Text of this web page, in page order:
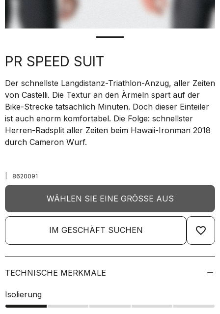
PR SPEED SUIT
Der schnellste Langdistanz-Triathlon-Anzug, aller Zeiten
von Castelli. Die Textur an den Ärmeln spart auf der
Bike-Strecke tatsächlich Minuten. Doch dieser Einteiler
ist auch enorm komfortabel. Die Folge: schnellster
Herren-Radsplit aller Zeiten beim Hawaii-Ironman 2018
durch Cameron Wurf.
8620091
WÄHLEN SIE EINE GRÖSSE AUS
IM GESCHÄFT SUCHEN favorite_border
TECHNISCHE MERKMALE
Isolierung